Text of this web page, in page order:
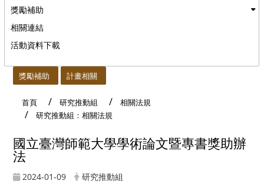
獎勵補助
相關連結
活動資料下載
獎勵補助 計畫相關
首頁 研究推動組
相關法規
研究推動組：相關法規
國立臺灣師範大學學術論文暨專書獎助辦
法
2024-01-09 研究推動組